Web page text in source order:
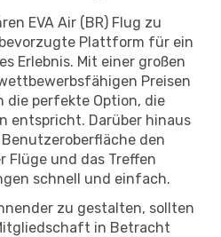
EVA Air (BR) Flug zu
Plattform für ein
Erlebnis. Mit einer großen
Preisen
die perfekte Option, die
entspricht. Darüber hinaus
den
Flüge und das Treffen
schnell und einfach.
zu gestalten, sollten
in Betracht